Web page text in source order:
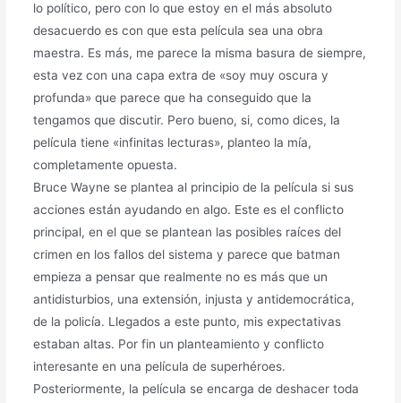
lo político, pero con lo que estoy en el más absoluto
desacuerdo es con que esta película sea una obra
maestra. Es más, me parece la misma basura de siempre,
esta vez con una capa extra de «soy muy oscura y
profunda» que parece que ha conseguido que la
tengamos que discutir. Pero bueno, si, como dices, la
película tiene «infinitas lecturas», planteo la mía,
completamente opuesta.
Bruce Wayne se plantea al principio de la película si sus
acciones están ayudando en algo. Este es el conflicto
principal, en el que se plantean las posibles raíces del
crimen en los fallos del sistema y parece que batman
empieza a pensar que realmente no es más que un
antidisturbios, una extensión, injusta y antidemocrática,
de la policía. Llegados a este punto, mis expectativas
estaban altas. Por fin un planteamiento y conflicto
interesante en una película de superhéroes.
Posteriormente, la película se encarga de deshacer toda